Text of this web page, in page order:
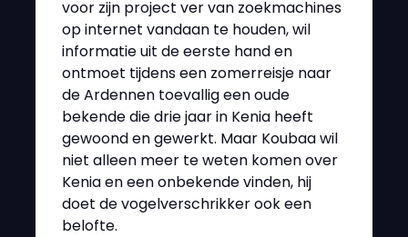
voor zijn project ver van zoekmachines
op internet vandaan te houden, wil
informatie uit de eerste hand en
ontmoet tijdens een zomerreisje naar
de Ardennen toevallig een oude
bekende die drie jaar in Kenia heeft
gewoond en gewerkt. Maar Koubaa wil
niet alleen meer te weten komen over
Kenia en een onbekende vinden, hij
doet de vogelverschrikker ook een
belofte.